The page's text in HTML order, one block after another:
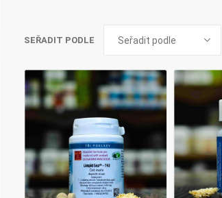
Vita
Lavylites
kapky
SEŘADIT PODLE